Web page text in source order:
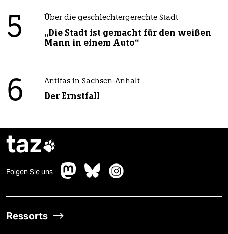
5 Über die geschlechtergerechte Stadt
„Die Stadt ist gemacht für den weißen
Mann in einem Auto“
6 Antifas in Sachsen-Anhalt
Der Ernstfall
taz
Folgen Sie uns
Ressorts